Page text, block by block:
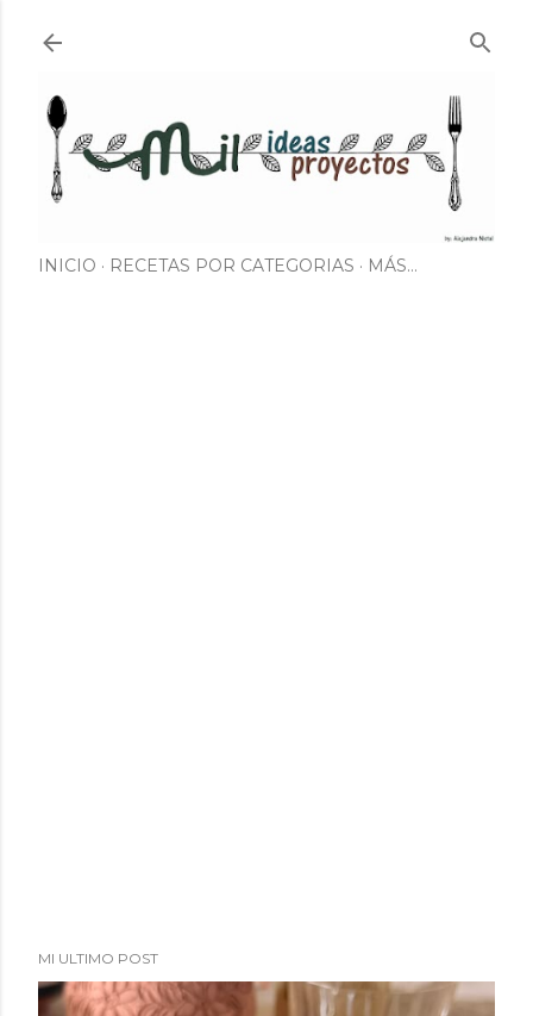
INICIO RECETAS POR CATEGORIAS MÁS…
MI ULTIMO POST